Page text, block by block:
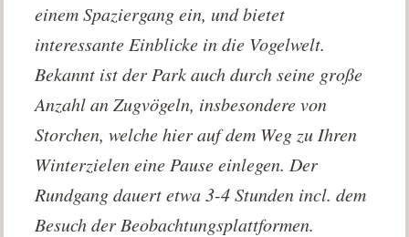
einem Spaziergang ein, und bietet
interessante Einblicke in die Vogelwelt.
Bekannt ist der Park auch durch seine große
Anzahl an Zugvögeln, insbesondere von
Storchen, welche hier auf dem Weg zu Ihren
Winterzielen eine Pause einlegen. Der
Rundgang dauert etwa 3-4 Stunden incl. dem
Besuch der Beobachtungsplattformen.